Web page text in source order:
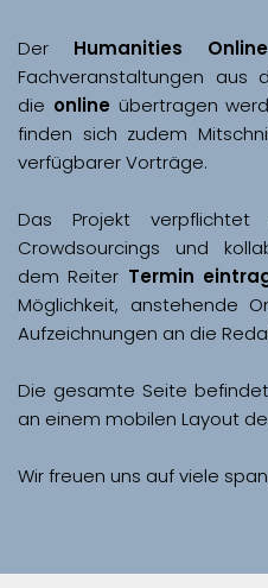
Der Humanities
Fachveranstaltungen aus
die online übertragen
finden sich zudem
Das Projekt
Crowdsourcings und
dem Reiter Termin
Möglichkeit, anstehende
Aufzeichnungen an die
Die gesamte Seite
Wir freuen uns auf viele